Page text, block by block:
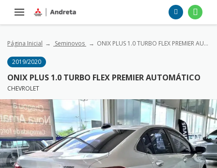
Página Inicial Seminovos ONIX PLUS 1.0 TURBO FLEX PREMIER AUTOMÁTICO
2019/2020
ONIX PLUS 1.0 TURBO FLEX PREMIER AUTOMÁTICO
CHEVROLET